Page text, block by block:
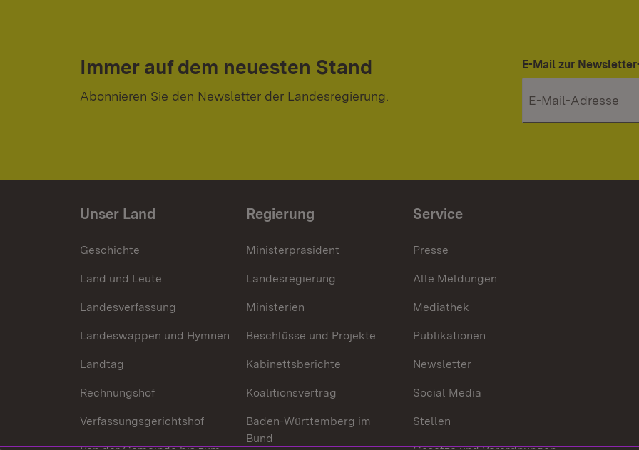
Immer auf dem neuesten Stand
Abonnieren Sie den Newsletter der Landesregierung.
E-Mail zur
Unser Land
Geschichte
Land und Leute
Landesverfassung
Landeswappen und Hymnen
Landtag
Rechnungshof
Verfassungsgerichtshof
Regierung
Ministerpräsident
Landesregierung
Ministerien
Beschlüsse und Projekte
Kabinettsberichte
Koalitionsvertrag
Baden-Württemberg im
Bund
Service
Presse
Alle Meldungen
Mediathek
Publikationen
Newsletter
Social Media
Stellen